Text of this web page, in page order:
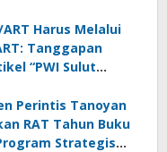
Harus Melalui
Tanggapan
“PWI Sulut
Perintis Tanoyan
RAT Tahun Buku
Strategis